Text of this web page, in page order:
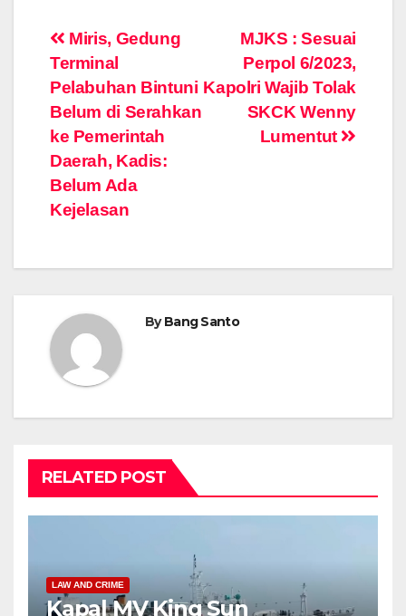
Post
navigation
MJKS : Sesuai
Perpol 6/2023,
Kapolri Wajib Tolak
SKCK Wenny
Lumentut
Miris, Gedung
Terminal
Pelabuhan Bintuni
Belum di Serahkan
ke Pemerintah
Daerah, Kadis:
Belum Ada
Kejelasan
ByBang Santo
RELATED POST
LAW AND CRIME
Kapal MV King Sun